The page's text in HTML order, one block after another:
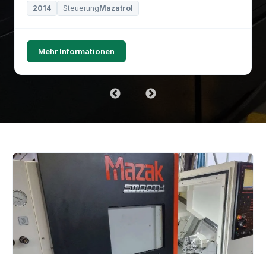
2014 SteuerungMazatrol
Mehr Informationen